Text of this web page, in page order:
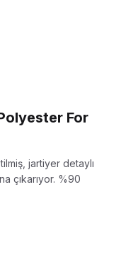
For
jartiyer detaylı
çıkarıyor. %90